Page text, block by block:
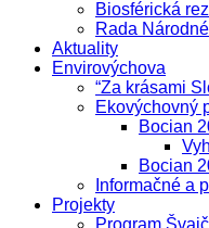
Biosférická
Rada
Aktuality
Envirovýchova
“Za krásami
Ekovýchovný
Bocian
Bocian
Informačné a
Projekty
Program